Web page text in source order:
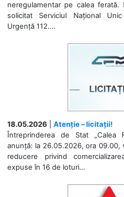
neregulamentar pe calea
solicitat Serviciul Național
Urgență 112....
18.05.2026
Atenție – licitații!
Întreprinderea de Stat „Calea
anunță: la 26.05.2026, ora 09.00,
reducere privind
expuse în 16 de loturi...